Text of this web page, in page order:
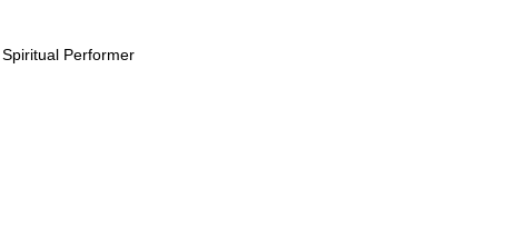
Performer